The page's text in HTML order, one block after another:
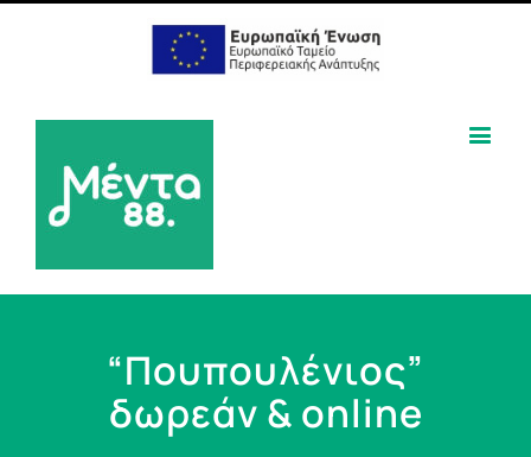
“Πουπουλένιος”
δωρεάν & online